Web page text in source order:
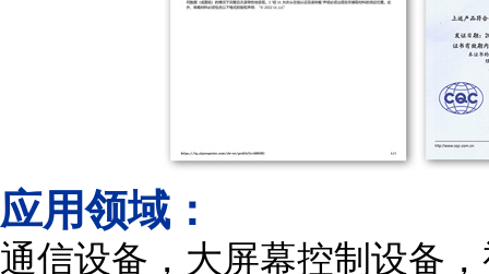
应用领域：
通信设备，大屏幕控制设备